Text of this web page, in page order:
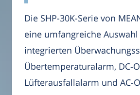
Die SHP-30K-Serie von
eine umfangreiche Auswahl
integrierten
Übertemperaturalarm, DC-
Lüfterausfallalarm und AC-